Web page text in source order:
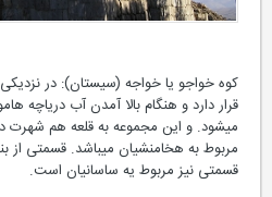
کوه خواجو یا خواجه (سیستان): در نزدیکی
قرار دارد و هنگام بالا آمدن آب دریاچه
میشود. و این مجموعه به قلعه هم شهرت
مربوط به هخامنشیان میباشد. قسمتی از
قسمتی نیز مربوط یه ساسانیان است.